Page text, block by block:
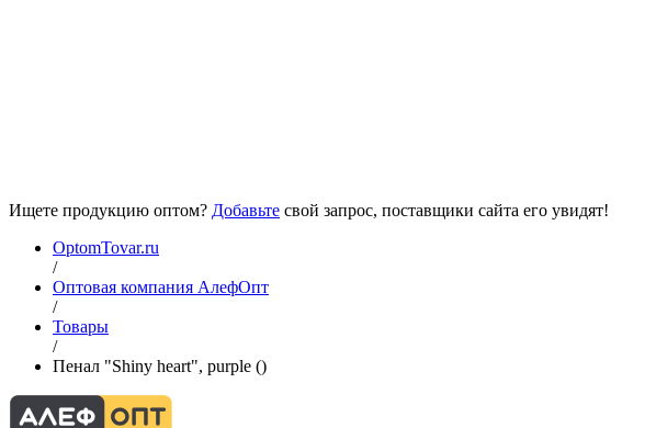
Ищете продукцию оптом? Добавьте свой запрос, поставщики сайта его увидят!
OptomTovar.ru
/
Оптовая компания АлефОпт
/
Товары
/
Пенал "Shiny heart", purple ()